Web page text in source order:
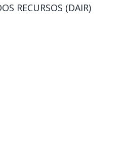
RECURSOS (DAIR)